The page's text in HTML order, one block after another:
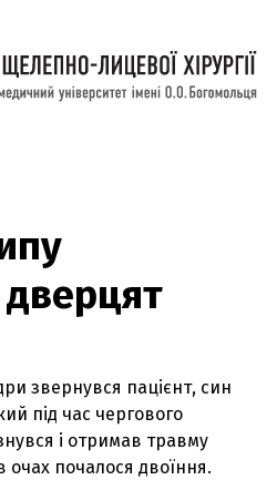
звернувся пацієнт, син
під час чергового
і отримав травму
очах почалося двоїння.